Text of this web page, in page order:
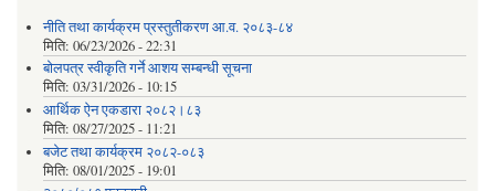
नीति तथा कार्यक्रम प्रस्तुतीकरण आ.व. २०८३-८४
मिति: 06/23/2026 - 22:31
बोलपत्र स्वीकृति गर्ने आशय सम्बन्धी सूचना
मिति: 03/31/2026 - 10:15
आर्थिक ऐन एकडारा २०८२।८३
मिति: 08/27/2025 - 11:21
बजेट तथा कार्यक्रम २०८२-०८३
मिति: 08/01/2025 - 19:01